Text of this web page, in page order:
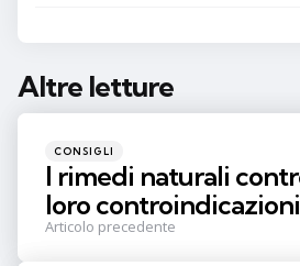
Altre letture
Post
navigation
Pubblicato
in
CONSIGLI
I rimedi naturali
loro controindicazioni
Articolo precedente